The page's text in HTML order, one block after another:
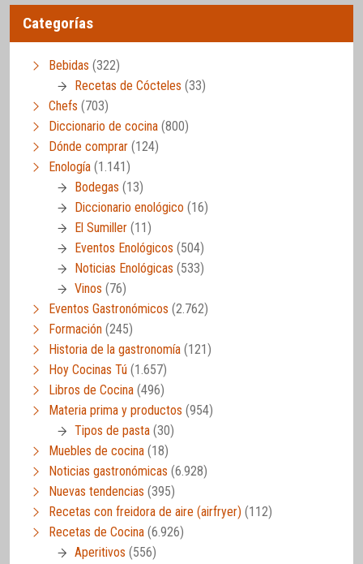
Categorías
Bebidas (322)
Recetas de Cócteles (33)
Chefs (703)
Diccionario de cocina (800)
Dónde comprar (124)
Enología (1.141)
Bodegas (13)
Diccionario enológico (16)
El Sumiller (11)
Eventos Enológicos (504)
Noticias Enológicas (533)
Vinos (76)
Eventos Gastronómicos (2.762)
Formación (245)
Historia de la gastronomía (121)
Hoy Cocinas Tú (1.657)
Libros de Cocina (496)
Materia prima y productos (954)
Tipos de pasta (30)
Muebles de cocina (18)
Noticias gastronómicas (6.928)
Nuevas tendencias (395)
Recetas con freidora de aire (airfryer) (112)
Recetas de Cocina (6.926)
Aperitivos (556)